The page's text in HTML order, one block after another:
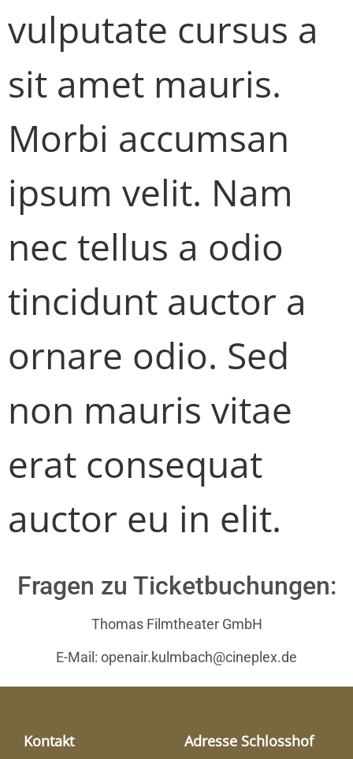
vulputate cursus a
sit amet mauris.
Morbi accumsan
ipsum velit. Nam
nec tellus a odio
tincidunt auctor a
ornare odio. Sed
non mauris vitae
erat consequat
auctor eu in elit.
Fragen zu Ticketbuchungen:
Thomas Filmtheater GmbH
E-Mail: openair.kulmbach@cineplex.de
Kontakt Adresse Schlosshof